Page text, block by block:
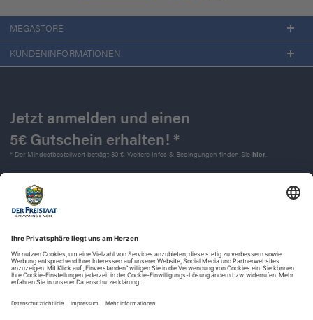
MEGASTORE
KUNDENINFORMATIONEN
Jetzt anmelden und einen
5€ Gutschein erhalten! *
* Der Mindestbestellwert beträgt 30 €. Weitere Infos & Bedingungen finden Sie hier